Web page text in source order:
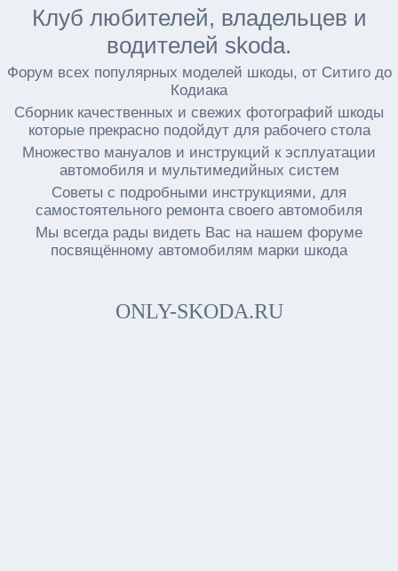
Клуб любителей, владельцев и
водителей skoda.
Форум всех популярных моделей шкоды, от Ситиго до
Кодиака
Сборник качественных и свежих фотографий шкоды
которые прекрасно подойдут для рабочего стола
Множество мануалов и инструкций к эсплуатации
автомобиля и мультимедийных систем
Советы с подробными инструкциями, для
самостоятельного ремонта своего автомобиля
Мы всегда рады видеть Вас на нашем форуме
посвящённому автомобилям марки шкода
ONLY-SKODA.RU